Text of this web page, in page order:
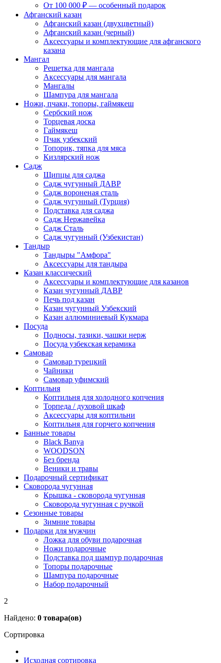
От 100 000 ₽ — особенный подарок
Афганский казан
Афганский казан (двухцветный)
Афганский казан (черный)
Аксессуары и комплектующие для афганского
казана
Мангал
Решетка для мангала
Аксессуары для мангала
Мангалы
Шампура для мангала
Ножи, пчаки, топоры, гаймякеш
Сербский нож
Торцевая доска
Гаймякеш
Пчак узбекский
Топорик, тяпка для мяса
Кизлярский нож
Садж
Щипцы для саджа
Садж чугунный ДАВР
Садж вороненая сталь
Садж чугунный (Турция)
Подставка для саджа
Садж Нержавейка
Садж Сталь
Садж чугунный (Узбекистан)
Тандыр
Тандыры "Амфора"
Аксессуары для тандыра
Казан классический
Аксессуары и комплектующие для казанов
Казан чугунный ДАВР
Печь под казан
Казан чугунный Узбекский
Казан аллюминиевый Кукмара
Посуда
Подносы, тазики, чашки нерж
Посуда узбекская керамика
Самовар
Самовар турецкий
Чайники
Самовар уфимский
Коптильня
Коптильня для холодного копчения
Торпеда / духовой шкаф
Аксессуары для коптильни
Коптильня для горчего копчения
Банные товары
Black Banya
WOODSON
Без бренда
Веники и травы
Подарочный сертификат
Сковорода чугунная
Крышка - сковорода чугунная
Сковорода чугунная с ручкой
Сезонные товары
Зимние товары
Подарки для мужчин
Ложка для обуви подарочная
Ножи подарочные
Подставка под шампур подарочная
Топоры подарочные
Шампура подарочные
Набор подарочный
2
Найдено: 0 товара(ов)
Сортировка
Исходная сортировка